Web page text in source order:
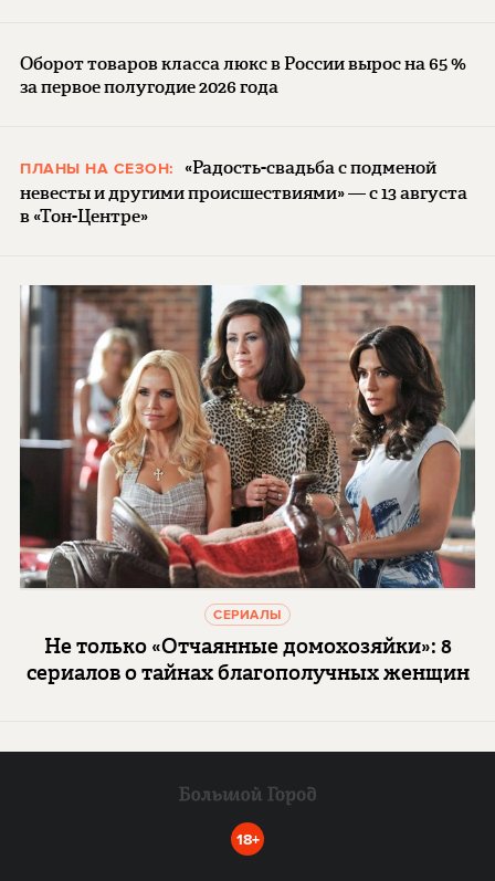
Оборот товаров класса люкс в России вырос на 65 %
за первое полугодие 2026 года
ПЛАНЫ НА СЕЗОН:
«Радость-свадьба с подменой
невесты и другими происшествиями» — с 13 августа
в «Тон-Центре»
СЕРИАЛЫ
Не только «Отчаянные домохозяйки»: 8
сериалов о тайнах благополучных женщин
18+